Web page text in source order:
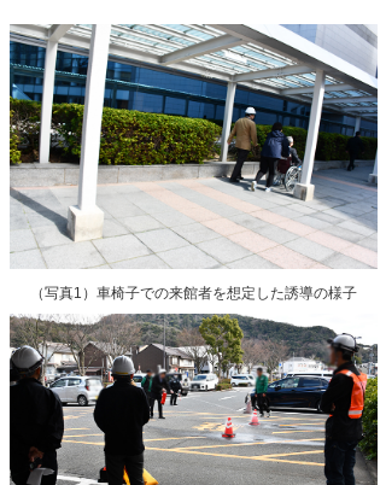
（写真1）車椅子での来館者を想定した誘導の様子